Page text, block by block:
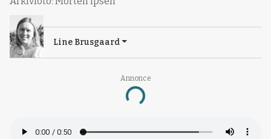
Annonce
Loading...
Line Brusgaard